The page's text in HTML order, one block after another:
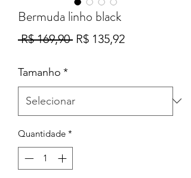
Bermuda linho black
R$ 169,90 Preço
R$ 135,92Preço
Tamanho *
Quantidade *